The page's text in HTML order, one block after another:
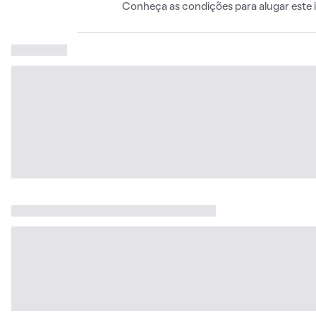
Conheça as condições para alugar este